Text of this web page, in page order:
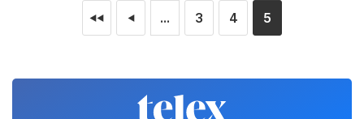
◄◄ ◄ ... 3 4 5